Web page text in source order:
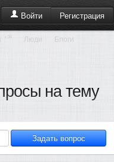
Войти Регистрация
Люди Блоги
на тему